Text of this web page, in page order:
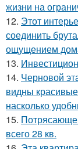
жизни на
12. Этот
соединить
ощущением
13.
14. Черновой
видны
насколько
15. Потрясающе
всего 28 кв.